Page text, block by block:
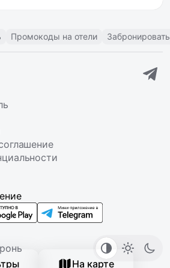
На карте
Промокоды на отели